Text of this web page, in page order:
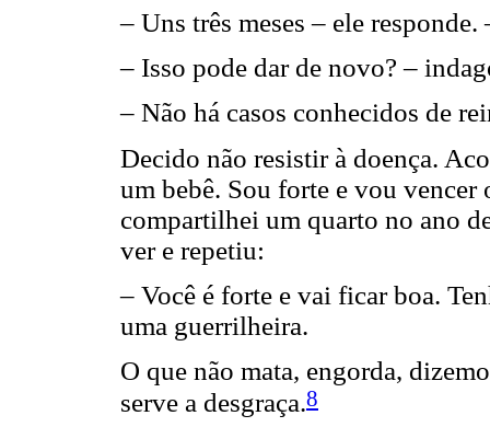
– Uns três meses – ele
– Isso pode dar de novo? –
– Não há casos conhecidos de
Decido não resistir à doença.
um bebê. Sou forte e vou
compartilhei um quarto no ano
ver e repetiu:
– Você é forte e vai ficar boa.
uma guerrilheira.
O que não mata, engorda,
serve a desgraça.8